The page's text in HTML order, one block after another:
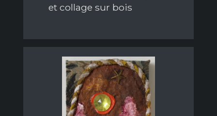
et collage sur bois